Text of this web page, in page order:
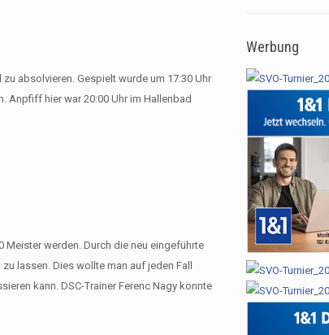
absolvieren. Gespielt wurde um 17:30 Uhr
Anpfiff hier war 20:00 Uhr im Hallenbad
werden. Durch die neu eingeführte
lassen. Dies wollte man auf jeden Fall
kann. DSC-Trainer Ferenc Nagy konnte
Werbung